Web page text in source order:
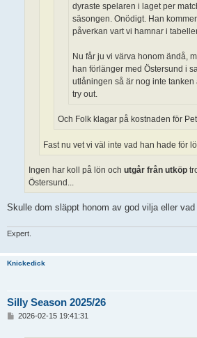
dyraste spelaren i laget per
säsongen. Onödigt. Han
påverkan vart vi hamnar i
Nu får ju vi värva honom ändå,
han förlänger med Östersund i
utlåningen så är nog inte tanken
try out.
Och Folk klagar på kostnaden för
Fast nu vet vi väl inte vad han hade för
Ingen har koll på lön och utgår från utköp
Östersund...
Skulle dom släppt honom av god vilja eller vad
Expert.
Knickedick
Silly Season 2025/26
2026-02-15 19:41:31